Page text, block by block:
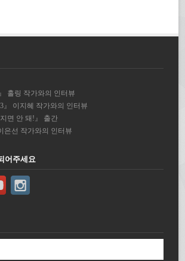
홀링 작가와의 인터뷰
』 이지혜 작가와의 인터뷰
면 안 돼!』 출간
은선 작가와의 인터뷰
어주세요